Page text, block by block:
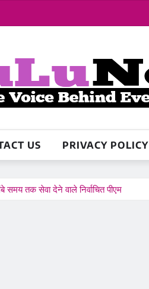
US PRIVACY POLICY
तक सेवा देने वाले निर्वाचित पीएम